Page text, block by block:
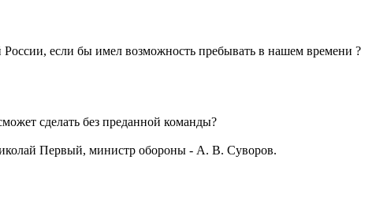
если бы имел возможность пребывать в нашем времени ?
сделать без преданной команды?
Первый, министр обороны - А. В. Суворов.